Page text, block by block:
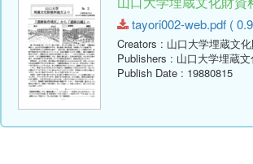
tayori002-web.pdf (
Creators : 山口大学埋蔵文
Publishers : 山口大学埋蔵
Publish Date : 19880815